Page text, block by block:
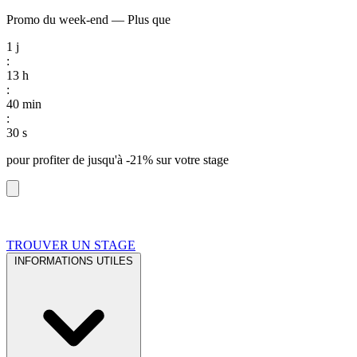
Promo du week-end — Plus que
1 j
:
13 h
:
40 min
:
29 s
pour profiter de jusqu'à -21% sur votre stage
TROUVER UN STAGE
INFORMATIONS UTILES